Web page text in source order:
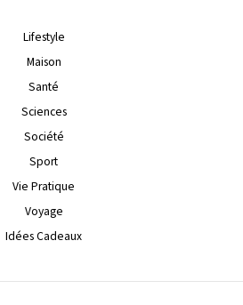
Lifestyle
Maison
Santé
Sciences
Société
Sport
Vie Pratique
Voyage
Idées Cadeaux